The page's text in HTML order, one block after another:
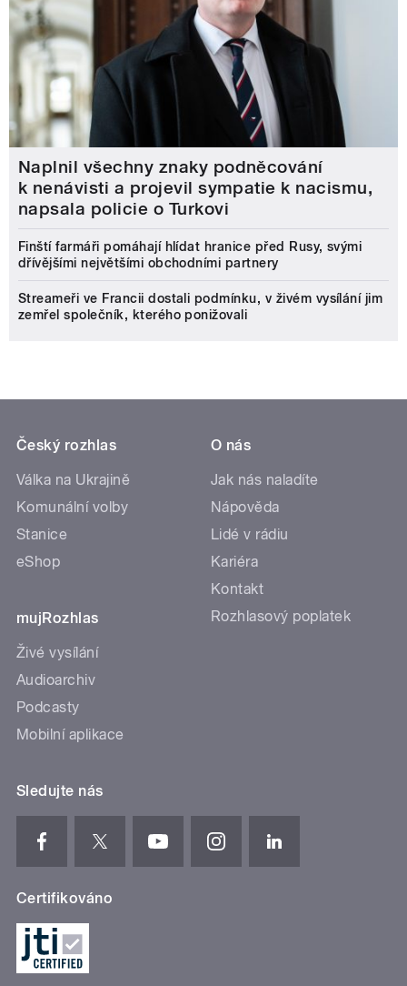
Naplnil všechny znaky podněcování
k nenávisti a projevil sympatie k nacismu,
napsala policie o Turkovi
Finští farmáři pomáhají hlídat hranice před Rusy, svými
dřívějšími největšími obchodními partnery
Streameři ve Francii dostali podmínku, v živém vysílání jim
zemřel společník, kterého ponižovali
Český rozhlas
Válka na Ukrajině
Komunální volby
Stanice
eShop
mujRozhlas
Živé vysílání
Audioarchiv
Podcasty
Mobilní aplikace
O nás
Jak nás naladíte
Nápověda
Lidé v rádiu
Kariéra
Kontakt
Rozhlasový poplatek
Sledujte nás
Certifikováno